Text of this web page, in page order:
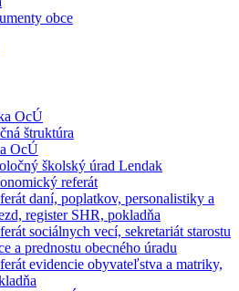
obce
OcÚ
štruktúra
OcÚ
školský úrad Lendak
referát
daní, poplatkov, personalistiky a
register SHR, pokladňa
sociálnych vecí, sekretariát starostu
a prednostu obecného úradu
evidencie obyvateľstva a matriky,